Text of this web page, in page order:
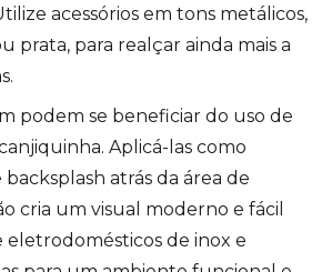
acessórios em tons metálicos,
prata, para realçar ainda mais a
podem se beneficiar do uso de
Aplicá-las como
atrás da área de
cria um visual moderno e fácil
eletrodomésticos de inox e